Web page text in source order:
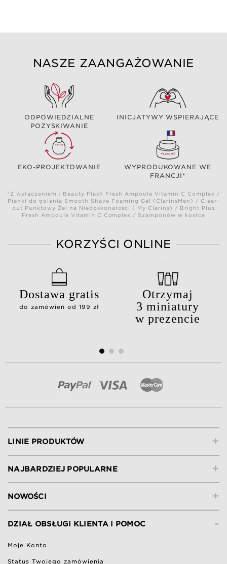
NASZE ZAANGAŻOWANIE
ODPOWIEDZIALNE
POZYSKIWANIE
INICJATYWY WSPIERAJĄCE
EKO-PROJEKTOWANIE
WYPRODUKOWANE WE
FRANCJI*
*Z wyłączeniem : Beauty Flash Fresh Ampoule Vitamin C Complex /
Pianki do golenia Smooth Shave Foaming Gel (ClarinsMen) / Clear-
out Punktowy Żel na Niedoskonałości ( My Clarins) / Bright Plus
Fresh Ampoule Vitamin C Complex / Szamponów w kostce
KORZYŚCI ONLINE
Dostawa gratis
do zamówień od 199 zł
Otrzymaj
3 miniatury
w prezencie
+
LINIE PRODUKTÓW
+
NAJBARDZIEJ POPULARNE
+
NOWOŚCI
-
DZIAŁ OBSŁUGI KLIENTA I POMOC
Moje Konto
Status Twojego zamówienia